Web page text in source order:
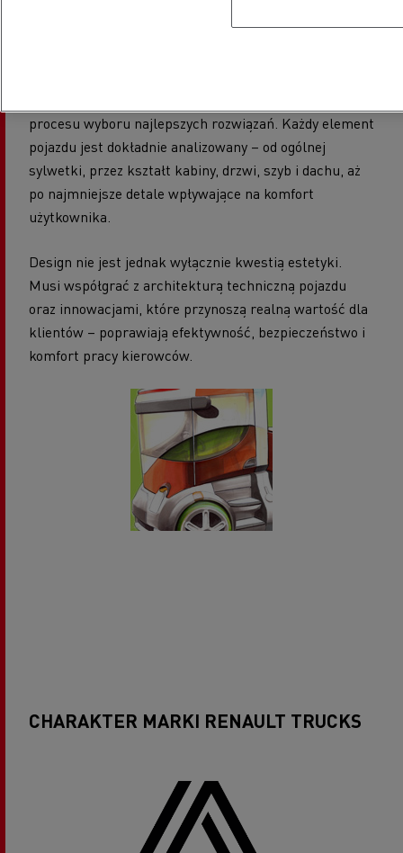
procesu wyboru najlepszych rozwiązań. Każdy element
pojazdu jest dokładnie analizowany – od ogólnej
sylwetki, przez kształt kabiny, drzwi, szyb i dachu, aż
po najmniejsze detale wpływające na komfort
użytkownika.
Design nie jest jednak wyłącznie kwestią estetyki.
Musi współgrać z architekturą techniczną pojazdu
oraz innowacjami, które przynoszą realną wartość dla
klientów – poprawiają efektywność, bezpieczeństwo i
komfort pracy kierowców.
CHARAKTER MARKI RENAULT TRUCKS